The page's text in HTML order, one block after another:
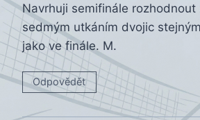
Navrhuji semifinále
sedmým utkáním dvojic
jako ve finále. M.
Odpovědět